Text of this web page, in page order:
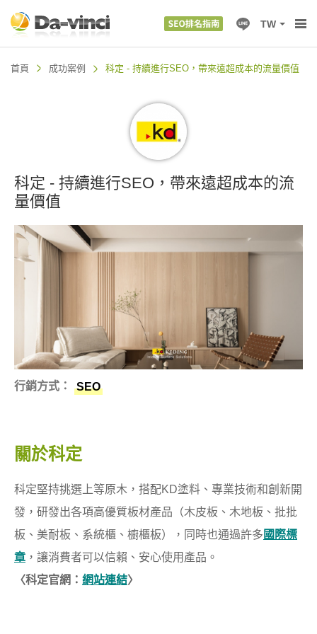
TW
首頁 成功案例 科定 - 持續進行SEO，帶來遠超成本的流量價值
科定 - 持續進行SEO，帶來遠超成本的流
量價值
行銷方式： SEO
關於科定
科定堅持挑選上等原木，搭配KD塗料、專業技術和創新開
發，研發出各項高優質板材產品（木皮板、木地板、批批
板、美耐板、系統櫃、櫥櫃板），同時也通過許多 國際標
章 ，讓消費者可以信賴、安心使用產品。
〈科定官網： 網站連結〉